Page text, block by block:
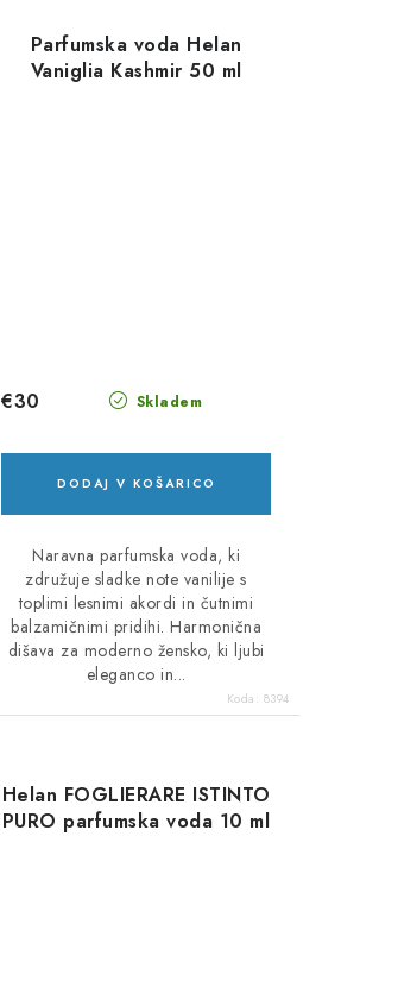
Parfumska voda Helan
Vaniglia Kashmir 50 ml
Skladem
€30
DODAJ V KOŠARICO
Naravna parfumska voda, ki
združuje sladke note vanilije s
toplimi lesnimi akordi in čutnimi
balzamičnimi pridihi. Harmonična
dišava za moderno žensko, ki ljubi
eleganco in...
Koda: 8394
Helan FOGLIERARE ISTINTO
PURO parfumska voda 10 ml